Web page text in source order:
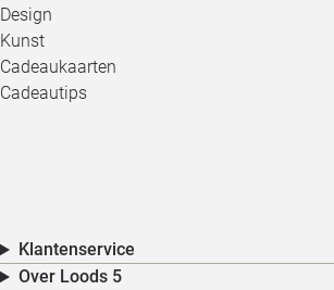
Design
Kunst
Cadeaukaarten
Cadeautips
Klantenservice
Over Loods 5